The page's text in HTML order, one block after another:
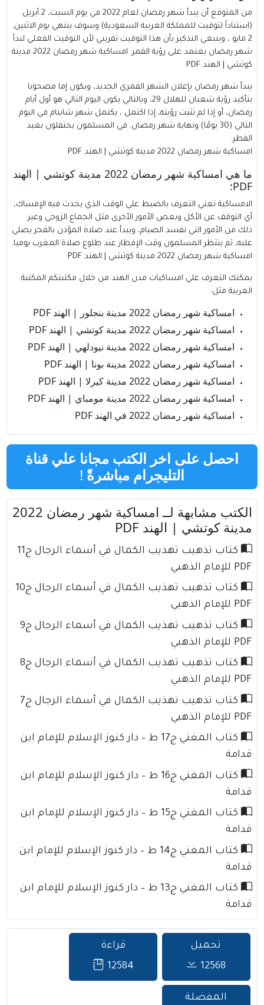
من المتوقع أن يبدأ شهر رمضان
لعام 2022 في يوم السبت، 2 أبريل
(استناداً لتوقيت للمملكة العربية السعودية) وسوف ينتهي يوم الاثنين,
2 مايو ، وينبغي التذكير بأن هذا التوقيت تقريبي لأن التوقيت الفعلي لبدأ
شهر رمضان يعتمد على رؤية القمر. امساكية شهر رمضان 2022 مدينة
كوتشي | الهند PDF
يبدأ شهر رمضان بإعلان الشهر القمري الجديد، ويكون إما مصحوبا
بتأكيد رؤية شعبان للهلال 29، وبالتالي يكون اليوم التالي هو أول أيام
رمضان، أو إذا لم تثبت رؤيته، إذا اكتمل ، يكتمل شهر شابنام في اليوم
التالي (30 يومًا) ونهاية شهر رمضان. في المسلمون يحتفلون بعيد
الفطر.
امساكية شهر رمضان 2022 مدينة كوتشي | الهند PDF
ما هي امساكية شهر رمضان 2022 مدينة كوتشي | الهند
PDF:
الامساكية تعني التعرف بالضبط علي الوقت الذي يحدث فيه الإمساك،
أي التوقف عن الأكل وبعض الأمور الأخرى مثل الجماع الزوجي وغير
ذلك من الأمور التي تفسد الصيام، ويبدأ عند صلاة المؤذن بالفجر يصلي
عليه، ثم ينتظر المسلمون وقت الإفطار عند طلوع صلاة المغرب يوميا.
امساكية شهر رمضان 2022 مدينة كوتشي | الهند PDF
يمكنك التعرف علي امساكيات مدن الهند من خلال مكتبتكم المكتبة
العربيةمثل:
امساكية شهر رمضان 2022 مدينة بنجلور | الهند PDF
امساكية شهر رمضان 2022 مدينة كوتشي | الهند PDF
امساكية شهر رمضان 2022 مدينة نيودلهي | الهند PDF
امساكية شهر رمضان 2022 مدينة بونا | الهند PDF
امساكية شهر رمضان 2022 مدينة كيرلا | الهند PDF
امساكية شهر رمضان 2022 مدينة مومباي | الهند PDF
امساكية شهر رمضان 2022 في الهند PDF
احصل على اخر الكتب مجانا علي قناة
التليجرام مباشرةً !
الكتب مشابهة لــ امساكية شهر رمضان 2022
مدينة كوتشي | الهند PDF
كتاب تذهيب تهذيب الكمال في أسماء الرجال ج11
PDF للإمام الذهبي
كتاب تذهيب تهذيب الكمال في أسماء الرجال ج10
PDF للإمام الذهبي
كتاب تذهيب تهذيب الكمال في أسماء الرجال ج9
PDF للإمام الذهبي
كتاب تذهيب تهذيب الكمال في أسماء الرجال ج8
PDF للإمام الذهبي
كتاب تذهيب تهذيب الكمال في أسماء الرجال ج7
PDF للإمام الذهبي
كتاب المغني ج17 ط – دار كنوز الإسلام للإمام ابن
قدامة
كتاب المغني ج16 ط – دار كنوز الإسلام للإمام ابن
قدامة
كتاب المغني ج15 ط – دار كنوز الإسلام للإمام ابن
قدامة
كتاب المغني ج14 ط – دار كنوز الإسلام للإمام ابن
قدامة
كتاب المغني ج13 ط – دار كنوز الإسلام للإمام ابن
قدامة
تحميل
12568
قراءة
12584
المفضلة